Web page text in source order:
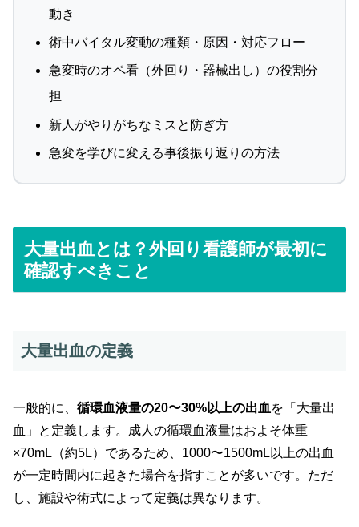
動き
術中バイタル変動の種類・原因・対応フロー
急変時のオペ看（外回り・器械出し）の役割分
担
新人がやりがちなミスと防ぎ方
急変を学びに変える事後振り返りの方法
大量出血とは？外回り看護師が最初に
確認すべきこと
大量出血の定義
一般的に、 循環血液量の20〜30%以上の出血 を「大量出
血」と定義します。成人の循環血液量はおよそ体重
×70mL（約5L）であるため、1000〜1500mL以上の出血
が一定時間内に起きた場合を指すことが多いです。ただ
し、施設や術式によって定義は異なります。